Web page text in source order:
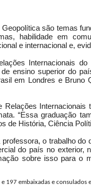
são temas
habilidade em
e internacional e,
Internacionais
ensino superior do
em Londres e Bruno
Relações
“Essa graduação
de História, Ciência
o trabalho
do país no exterior,
sobre isso para o
197 embaixadas e consulados